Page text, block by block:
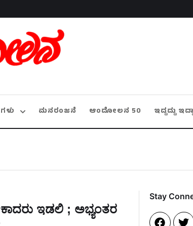
ಮನರಂಜನೆ ಆಂದೋಲನ 50 ಇದ್ದದ್ದು
ಇಡಲಿ ; ಅಭ್ಯಂತರ
Stay